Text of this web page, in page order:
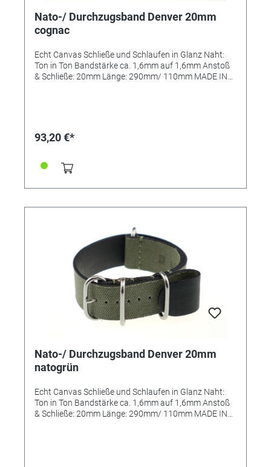
Nato-/ Durchzugsband Denver 20mm
cognac
Echt Canvas Schließe und Schlaufen in Glanz Naht:
Ton in Ton Bandstärke ca. 1,6mm auf 1,6mm Anstoß
& Schließe: 20mm Länge: 290mm/ 110mm MADE IN
93,20 €*
Nato-/ Durchzugsband Denver 20mm
natogrün
Echt Canvas Schließe und Schlaufen in Glanz Naht:
Ton in Ton Bandstärke ca. 1,6mm auf 1,6mm Anstoß
& Schließe: 20mm Länge: 290mm/ 110mm MADE IN